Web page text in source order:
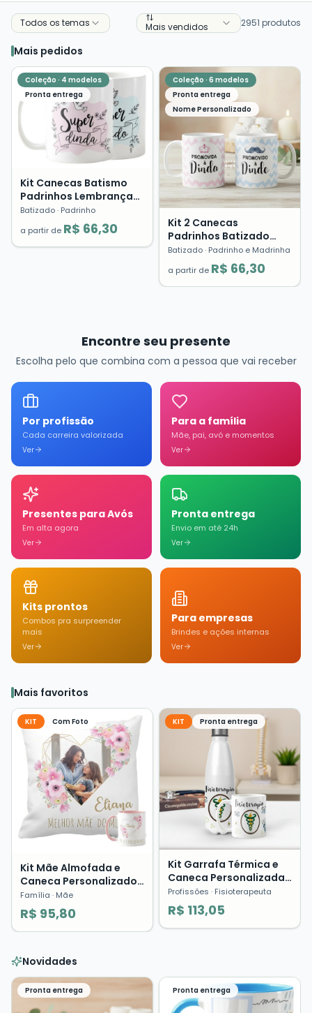
Todos os temas Mais vendidos 2951 produtos
Mais pedidos
Coleção · 4 modelos
Pronta entrega
Kit Canecas Batismo
Padrinhos Lembrança
Dinda Dindo Presente
Cerâmica
Batizado· Padrinho
a partir de R$ 66,30
Coleção · 6 modelos
Pronta entrega
Nome Personalizado
Kit 2 Canecas
Padrinhos Batizado
Crisma Lembrança
Presente Dindo Dinda
Batizado· Padrinho e Madrinha
a partir de R$ 66,30
Encontre seu presente
Escolha pelo que combina com a pessoa que vai receber
Por profissão
Cada carreira valorizada
Ver
Para a família
Mãe, pai, avó e momentos
Ver
Presentes para Avós
Em alta agora
Ver
Pronta entrega
Envio em até 24h
Ver
Kits prontos
Combos pra surpreender
mais
Ver
Para empresas
Brindes e ações internas
Ver
Mais favoritos
KIT Com Foto
Kit Mãe Almofada e
Caneca Personalizado
com Foto Presente Dia
das Mães ❤️
Família · Mãe
R$ 95,80
KIT Pronta entrega
Kit Garrafa Térmica e
Caneca Personalizada
Fisioterapia Profissões
Presente
Profissões · Fisioterapeuta
R$ 113,05
Novidades
Pronta entrega Pronta entrega